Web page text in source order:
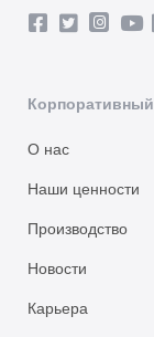
Корпоративный
О нас
Наши ценности
Производство
Новости
Карьера